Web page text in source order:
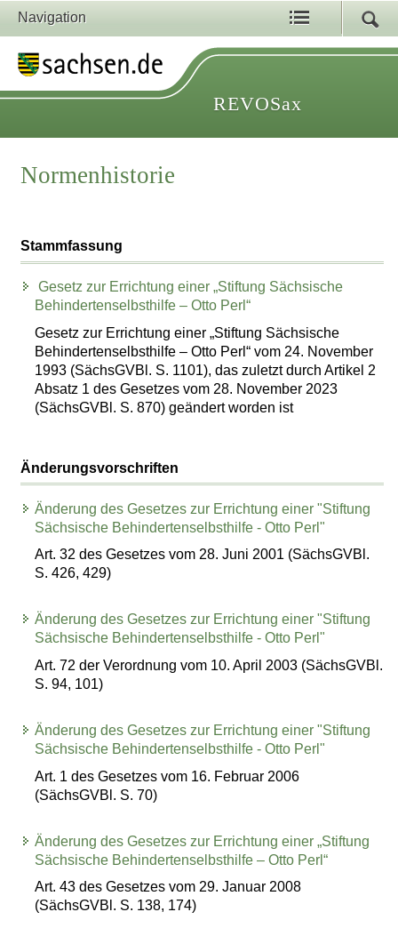
Navigation
REVOSax
Normenhistorie
Stammfassung
Gesetz zur Errichtung einer „Stiftung Sächsische
Behindertenselbsthilfe – Otto Perl“
Gesetz zur Errichtung einer „Stiftung Sächsische
Behindertenselbsthilfe – Otto Perl“ vom 24. November
1993 (SächsGVBl. S. 1101), das zuletzt durch Artikel 2
Absatz 1 des Gesetzes vom 28. November 2023
(SächsGVBl. S. 870) geändert worden ist
Änderungsvorschriften
Änderung des Gesetzes zur Errichtung einer "Stiftung
Sächsische Behindertenselbsthilfe - Otto Perl"
Art. 32 des Gesetzes vom 28. Juni 2001 (SächsGVBl.
S. 426, 429)
Änderung des Gesetzes zur Errichtung einer "Stiftung
Sächsische Behindertenselbsthilfe - Otto Perl"
Art. 72 der Verordnung vom 10. April 2003 (SächsGVBl.
S. 94, 101)
Änderung des Gesetzes zur Errichtung einer "Stiftung
Sächsische Behindertenselbsthilfe - Otto Perl"
Art. 1 des Gesetzes vom 16. Februar 2006
(SächsGVBl. S. 70)
Änderung des Gesetzes zur Errichtung einer „Stiftung
Sächsische Behindertenselbsthilfe – Otto Perl“
Art. 43 des Gesetzes vom 29. Januar 2008
(SächsGVBl. S. 138, 174)